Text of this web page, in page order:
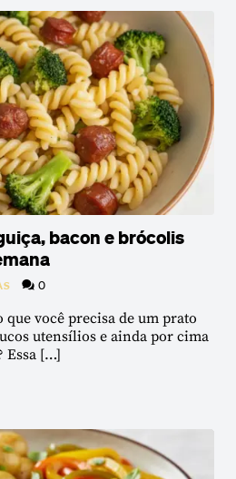
bacon e brócolis
0
que você precisa de um prato
utensílios e ainda por cima
Essa […]